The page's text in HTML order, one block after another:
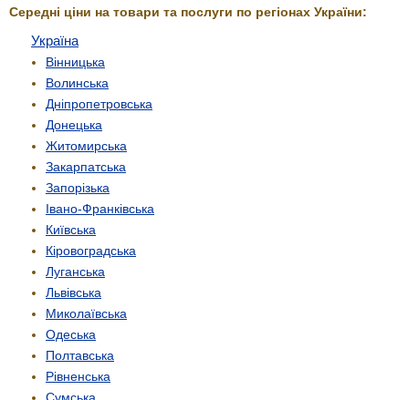
Середні ціни на товари та послуги по регіонах України:
Україна
Вінницька
Волинська
Дніпропетровська
Донецька
Житомирська
Закарпатська
Запорізька
Івано-Франківська
Київська
Кіровоградська
Луганська
Львівська
Миколаївська
Одеська
Полтавська
Рівненська
Сумська